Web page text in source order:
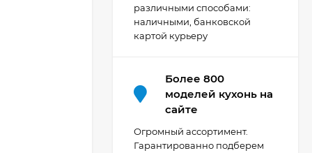
различными способами:
наличными, банковской
картой курьеру
Более 800
моделей кухонь на
сайте
Огромный ассортимент.
Гарантированно подберем
Кухня Принцесса -
44 091
Кухня Point 1,2 м -